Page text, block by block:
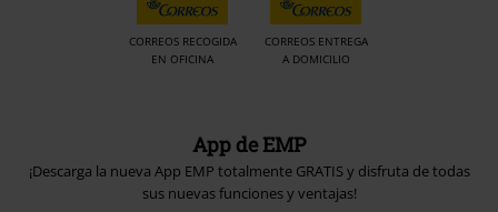
CORREOS RECOGIDA
EN OFICINA
CORREOS ENTREGA
A DOMICILIO
App de EMP
¡Descarga la nueva App EMP totalmente GRATIS y disfruta de todas
sus nuevas funciones y ventajas!